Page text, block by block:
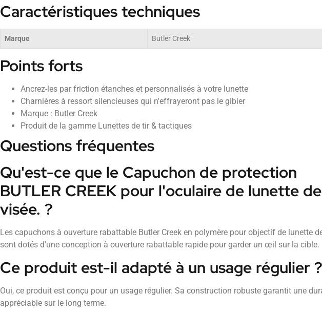
Caractéristiques techniques
Marque Butler Creek
Points forts
Ancrez-les par friction étanches et personnalisés à votre lunette
Charnières à ressort silencieuses qui n'effrayeront pas le gibier
Marque : Butler Creek
Produit de la gamme Lunettes de tir & tactiques
Questions fréquentes
Qu'est-ce que le Capuchon de protection
BUTLER CREEK pour l'oculaire de lunette de
visée. ?
Les capuchons à ouverture rabattable Butler Creek en polymère pour objectif de lunette
sont dotés d'une conception à ouverture rabattable rapide pour garder un œil sur la cible.
Ce produit est-il adapté à un usage régulier ?
Oui, ce produit est conçu pour un usage régulier. Sa construction robuste garantit une
appréciable sur le long terme.